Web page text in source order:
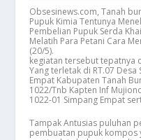
Obsesinews.com, Tanah
Pupuk Kimia Tentunya
Pembelian Pupuk Serda
Melatih Para Petani Cara
(20/5).
kegiatan tersebut tepatnya
Yang terletak di RT.07
Empat Kabupaten Tanah
1022/Tnb Kapten Inf
1022-01 Simpang Empat
Tampak Antusias puluhan
pembuatan pupuk kompos